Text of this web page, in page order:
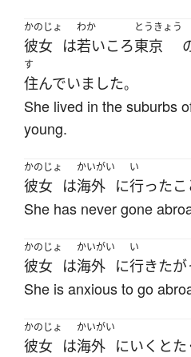
かのじょ
彼女 は
わか
若いころ
とうきょう
東京
す
住んでいました。
She lived in the suburbs
young.
かのじょ
彼女 は
かいがい
海外 に
い
行った
She has never gone
かのじょ
彼女 は
かいがい
海外 に
い
行きたが
She is anxious to go
かのじょ
彼女 は
かいがい
海外 にいく とた